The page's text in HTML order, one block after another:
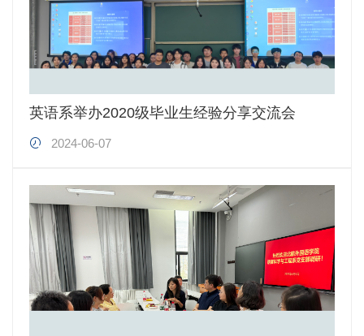
英语系举办2020级毕业生经验分享交流会
2024-06-07